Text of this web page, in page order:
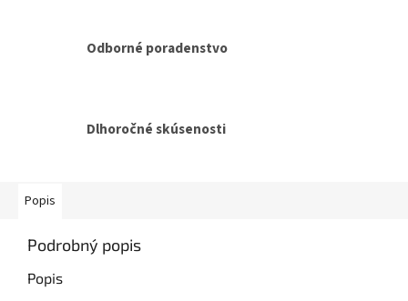
Odborné poradenstvo
Dlhoročné skúsenosti
Popis
Podrobný popis
Popis